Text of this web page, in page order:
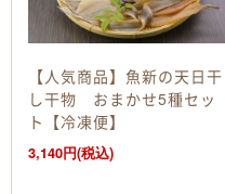
【人気商品】魚新の天日干
し干物 おまかせ5種セッ
ト【冷凍便】
3,140円(税込)